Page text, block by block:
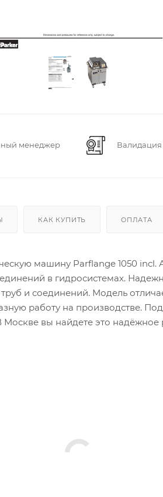
менеджер Валидация
КАК КУПИТЬ ОПЛАТА
машину Parflange 1050 incl.
в гидросистемах.
и соединений. Модель
работу на производстве.
вы найдете это надёжное